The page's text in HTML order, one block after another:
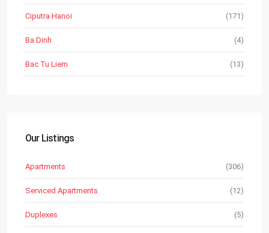
Ciputra Hanoi (171)
Ba Dinh (4)
Bac Tu Liem (13)
Our Listings
Apartments (306)
Serviced Apartments (12)
Duplexes (5)